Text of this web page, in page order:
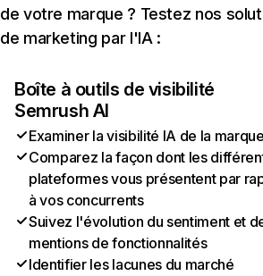
de votre marque ? Testez nos
de marketing par l'IA :
Boîte à outils de visibilité
Semrush AI
Examiner la visibilité IA de la
Comparez la façon dont les
plateformes vous présentent par
à vos concurrents
Suivez l'évolution du sentiment et
mentions de fonctionnalités
Identifier les lacunes du marché